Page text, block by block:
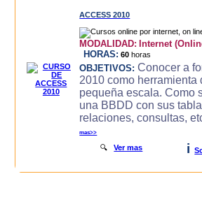
ACCESS 2010
MODALIDAD: Internet
HORAS: 60 horas
OBJETIVOS: Conocer a
2010 como herramienta
pequeña escala. Como
una BBDD con sus
relaciones, consultas,
mas>>
🔍Ver mas i